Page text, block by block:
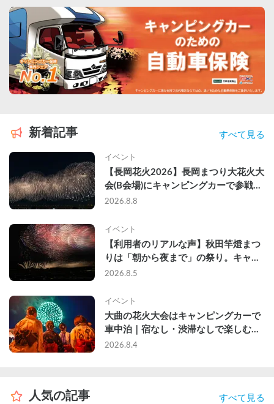
新着記事 すべて見る
イベント
【長岡花火2026】長岡まつり大花火大
会(B会場)にキャンピングカーで参戦し
て、長岡駅前で車中泊してきた
2026.8.8
イベント
【利用者のリアルな声】秋田竿燈まつ
りは「朝から夜まで」の祭り。キャン
ピングカーで行った2組の記録
2026.8.5
イベント
大曲の花火大会はキャンピングカーで
車中泊｜宿なし・渋滞なしで楽しむ
2026年完全ガイド
2026.8.4
人気の記事 すべて見る